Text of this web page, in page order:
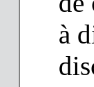
à